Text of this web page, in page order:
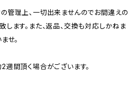
管理上、一切出来ませんのでお間違えの
します。また、返品、交換も対応しかねま
せ。
間頂く場合がございます。